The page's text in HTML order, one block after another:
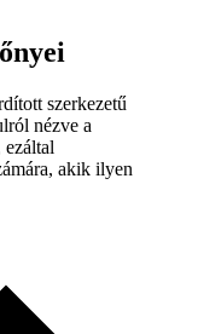
szerkezetű
nézve a
ezáltal
akik ilyen